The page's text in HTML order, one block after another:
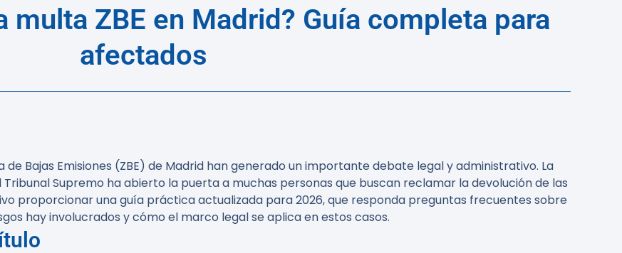
multa ZBE en Madrid? Guía completa para
afectados
de Bajas Emisiones (ZBE) de Madrid han generado un importante debate legal y administrativo. La
Supremo ha abierto la puerta a muchas personas que buscan reclamar la devolución de las
proporcionar una guía práctica actualizada para 2026, que responda preguntas frecuentes sobre
hay involucrados y cómo el marco legal se aplica en estos casos.